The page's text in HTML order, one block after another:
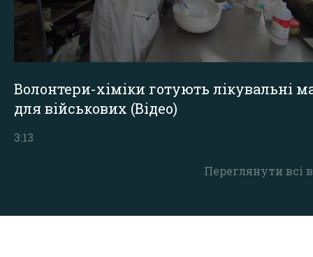
Переглянути всі
Волонтери-хіміки готують лікувальні
для військових (Відео)
3:13